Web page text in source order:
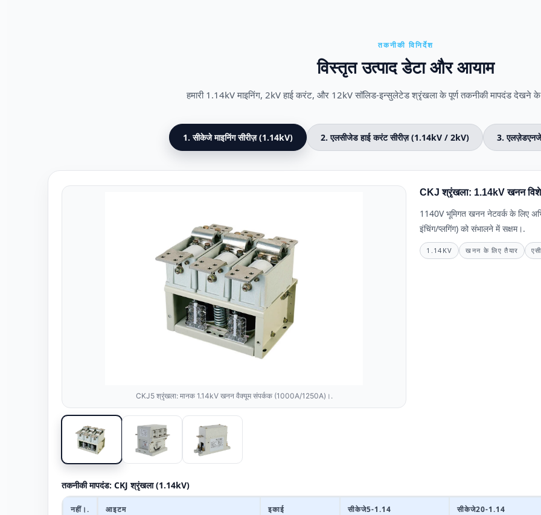
तकनीकी विनिर्देश
विस्तृत उत्पाद डेटा और आयाम
हमारी 1.14kV माइनिंग, 2kV हाई करंट, और 12kV सॉलिड-इन्सुलेटेड श्रृंखला के पूर्ण तकनीकी मापदंड देखने
1. सीकेजे माइनिंग सीरीज़ (1.14kV) 2. एलसीजेड हाई करंट सीरीज़ (1.14kV / 2kV) 3.
CKJ5 श्रृंखला: मानक 1.14kV खनन वैक्यूम संपर्कक (1000A/1250A)।.
CKJ श्रृंखला: 1.14kV खनन
1140V भूमिगत खनन नेटवर्क के लिए
इंचिंग/प्लगिंग) को संभालने में सक्षम।.
1.14KV खनन के लिए तैयार
तकनीकी मापदंड: CKJ श्रृंखला (1.14kV)
नहीं।. आइटम इकाई सीकेजे5-1.14 सीकेजे20-1.14